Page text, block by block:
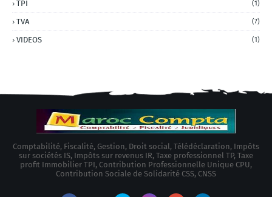
TPI (1)
TVA (7)
VIDEOS (1)
Comptabilité, Fiscalité, Gestion, Droit social, Télédéclaration, Impôts
sur sociétés IS, Impôts sur revenus IR, Taxe professionnel TP, Taxe
profit Immobilier TPI, Contribution Professionnelle Unique CPU,
Contribution Sociale de Solidarité CSS, CNSS